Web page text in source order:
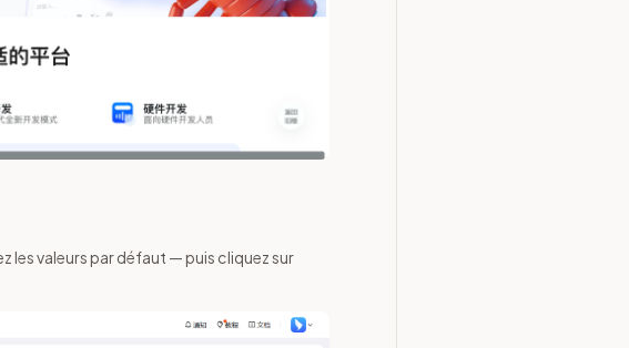
les valeurs par défaut — puis cliquez sur